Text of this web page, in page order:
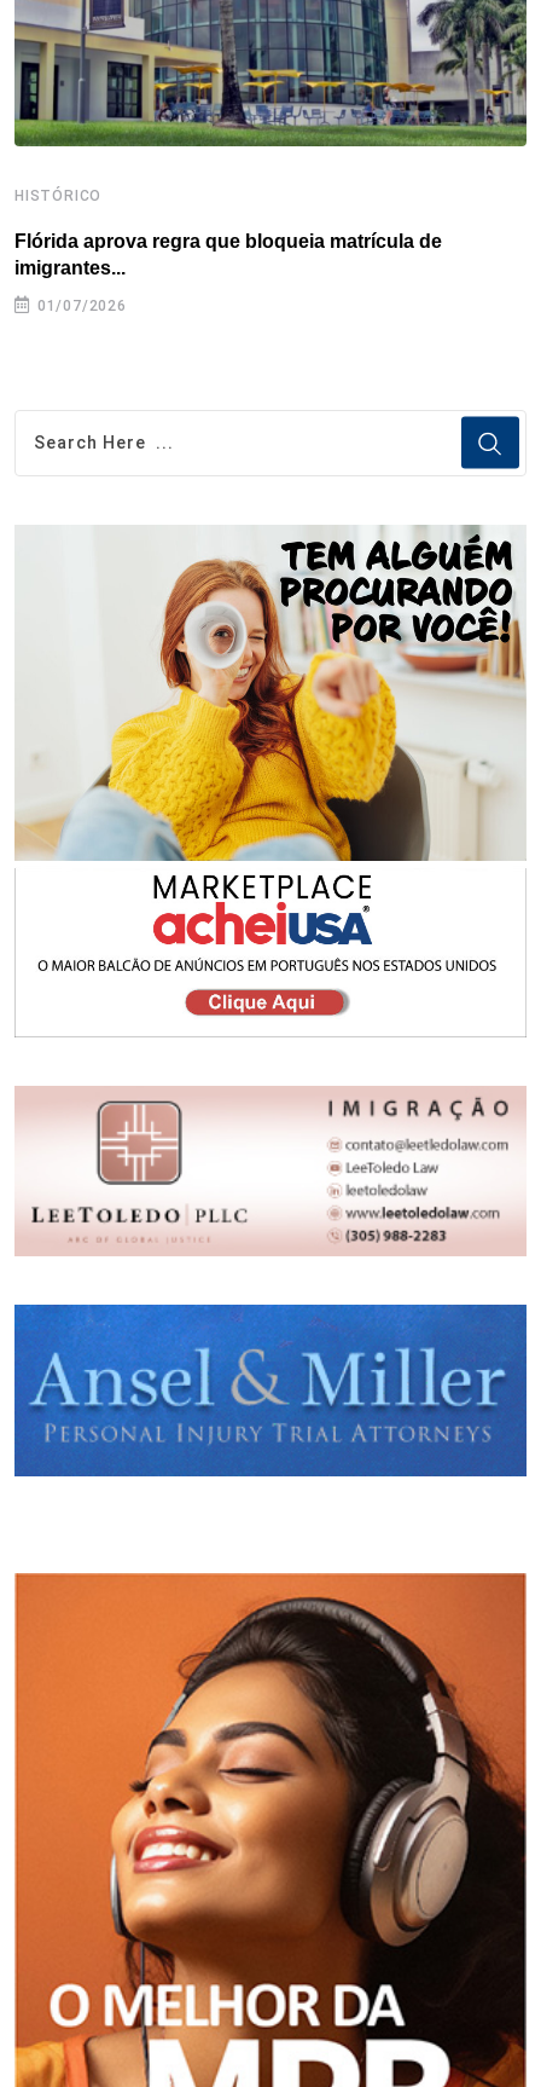
HISTÓRICO
Flórida aprova regra que bloqueia matrícula de
imigrantes...
01/07/2026